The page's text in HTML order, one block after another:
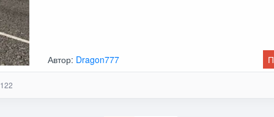
Автор: Dragon777